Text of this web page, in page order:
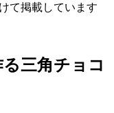
て掲載しています
三角チョコ